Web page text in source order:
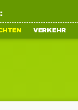
VERKEHR